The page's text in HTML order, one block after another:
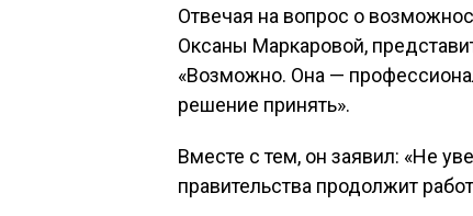
Отвечая на вопрос о
Оксаны Маркаровой,
«Возможно. Она —
решение принять».
Вместе с тем, он заявил: «Не
правительства продолжит